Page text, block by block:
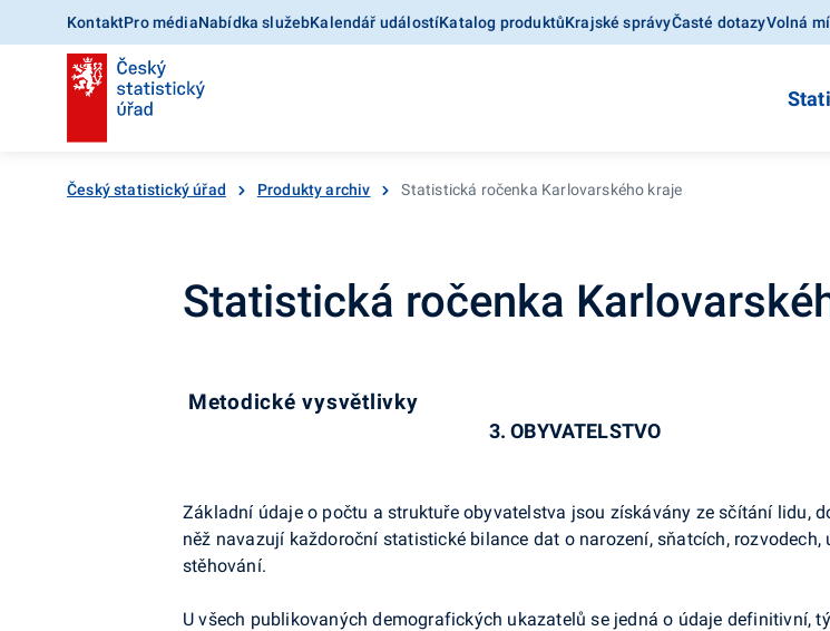
KontaktPro médiaNabídka služebKalendář událostíKatalog produktůKrajské správyČasté dotazyVolná
Český statistický úřad Produkty archiv Statistická ročenka Karlovarského kraje
Statistická ročenka
Metodické vysvětlivky
3. OBYVATELSTVO
Základní údaje o počtu a struktuře obyvatelstva jsou získávány ze sčítání lidu,
něž navazují každoroční statistické bilance dat o narození, sňatcích, rozvodech,
stěhování.
U všech publikovaných demografických ukazatelů se jedná o údaje definitivní,